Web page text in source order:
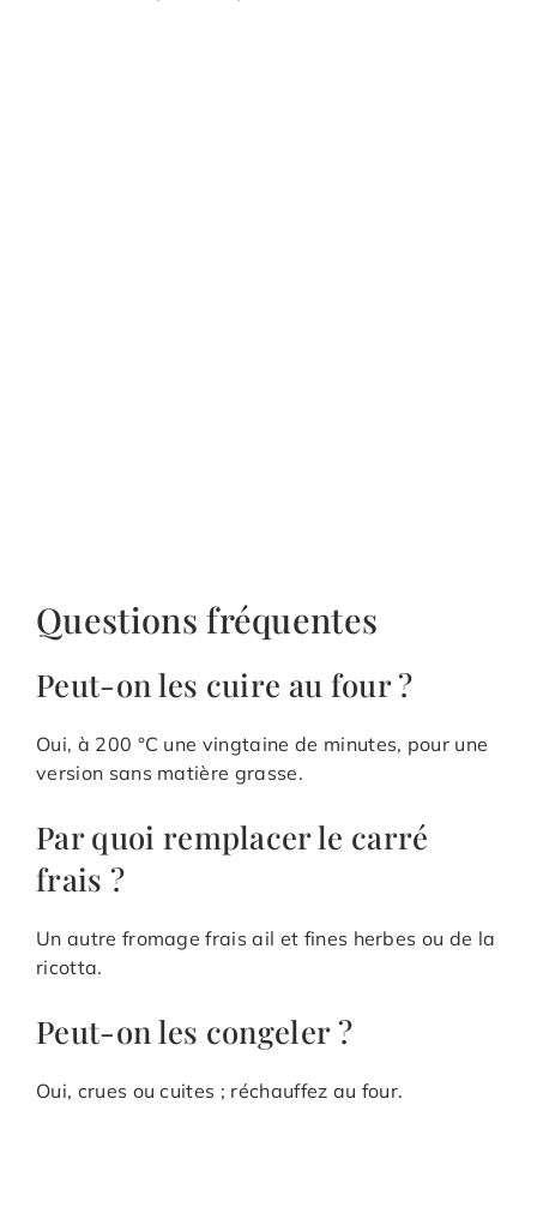
Questions fréquentes
Peut-on les cuire au four ?
Oui, à 200 °C une vingtaine de minutes, pour une
version sans matière grasse.
Par quoi remplacer le carré
frais ?
Un autre fromage frais ail et fines herbes ou de la
ricotta.
Peut-on les congeler ?
Oui, crues ou cuites ; réchauffez au four.